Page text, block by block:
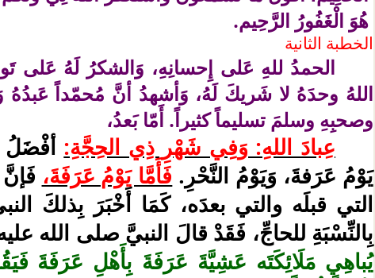
هُوَ الْغَفُورُ الرَّحِيم.
الخطبة الثانية
الحمدُ للهِ عَلى إِحسانِهِ، وَالشكرُ لَهُ عَلى
اللهُ وحدَهُ لا شَريكَ لَهُ، وَأشهدُ أنَّ مُحمّداً عَبدُهُ
وصحبِهِ وسلمَ تسليماً كثيراً. أَمّا بَعدُ،
عِبادَ اللهِ: وَفِي شَهْرِ ذِي الحِجَّةِ: أفْضَلُ
يَوْمُ عَرَفةَ، وَيَوْمُ النَّحْرِ. فَأَمَّا يَوْمُ عَرَفَةَ،
التي قبلَه والتي بعدَه، كَمَا أَخْبَرَ بِذلكَ
بِالنِّسْبَةِ للحاجِّ، فَقَدْ قالَ النبيَّ صلى الله
يُباهِي مَلَائِكَتَه عَشِيَّةَ عَرَفَةَ بِأَهْلِ عَرَفَةَ